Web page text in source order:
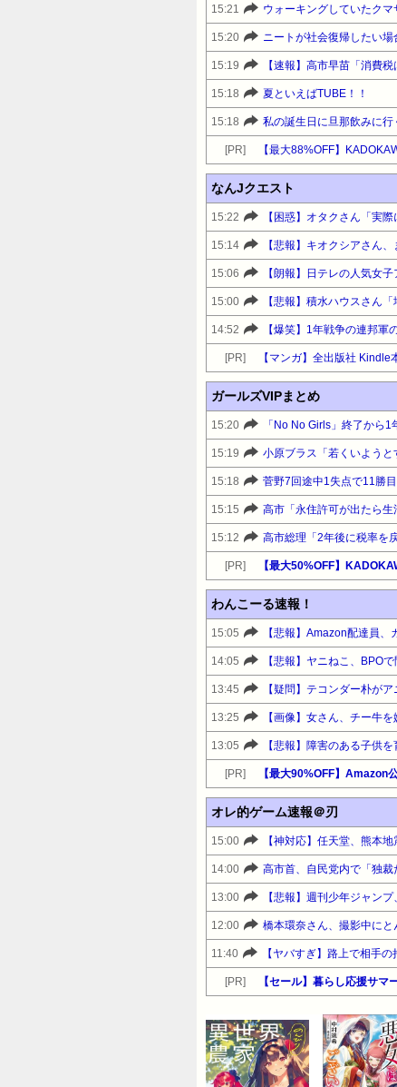
15:21
15:20
15:19 【速報】高市早苗「消費
15:18 夏といえばTUBE！！
15:18 私の誕生日に旦那飲みに行
[PR]
なんJクエスト
15:22
15:14 【悲報】キオクシアさん
15:06
15:00
14:52
[PR] 【マンガ】全出版社
ガールズVIPまとめ
15:20
15:19
15:18 菅野7回途中1失点で11勝
15:15
15:12
[PR]
わんこーる速報！
15:05 【悲報】Amazon配達員
14:05 【悲報】ヤニねこ、BPO
13:45
13:25 【画像】女さん、チー牛
13:05
[PR]
オレ的ゲーム速報＠刃
15:00
14:00 高市首、自民党内で「独
13:00
12:00 橋本環奈さん、撮影中に
11:40
[PR]